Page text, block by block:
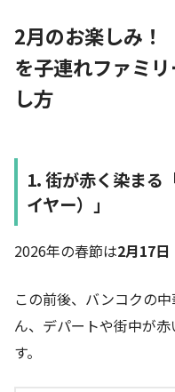
2月のお楽しみ！
を子連れファミ
し方
1. 街が赤く染まる
イヤー）」
2026年の春節は2月17日
この前後、バンコクの
ん、デパートや街中が
す。